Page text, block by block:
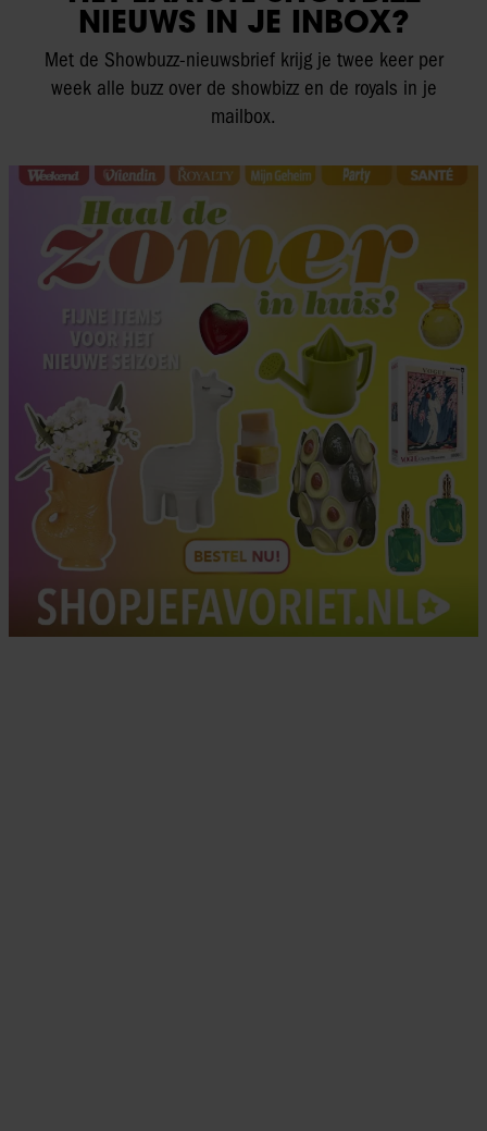
NIEUWS IN JE INBOX?
Met de Showbuzz-nieuwsbrief krijg je twee keer per
week alle buzz over de showbizz en de royals in je
mailbox.